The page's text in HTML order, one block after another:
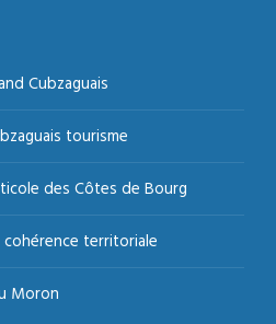
Cubzaguais
tourisme
des Côtes de Bourg
cohérence territoriale
Moron